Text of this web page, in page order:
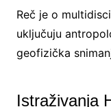
Reč je o
uključuju
geofizička
Istraživanja